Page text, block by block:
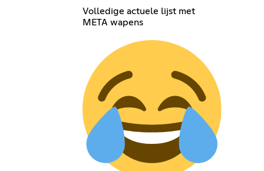
Volledige actuele lijst met
META wapens